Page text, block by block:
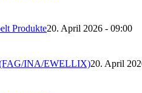
Produkte20. April 2026 - 09:00
(FAG/INA/EWELLIX)20. April